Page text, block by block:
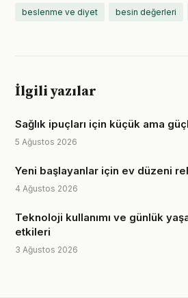
beslenme ve diyet besin değerleri
İlgili yazılar
Sağlık ipuçları için küçük ama
5 Ağustos 2026
Yeni başlayanlar için ev düzeni
4 Ağustos 2026
Teknoloji kullanımı ve günlük
etkileri
3 Ağustos 2026